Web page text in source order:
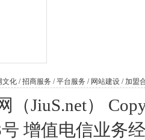
文化 /招商服务 /平台服务 / 网站建设 /加盟
（JiuS.net）
增值电信业务